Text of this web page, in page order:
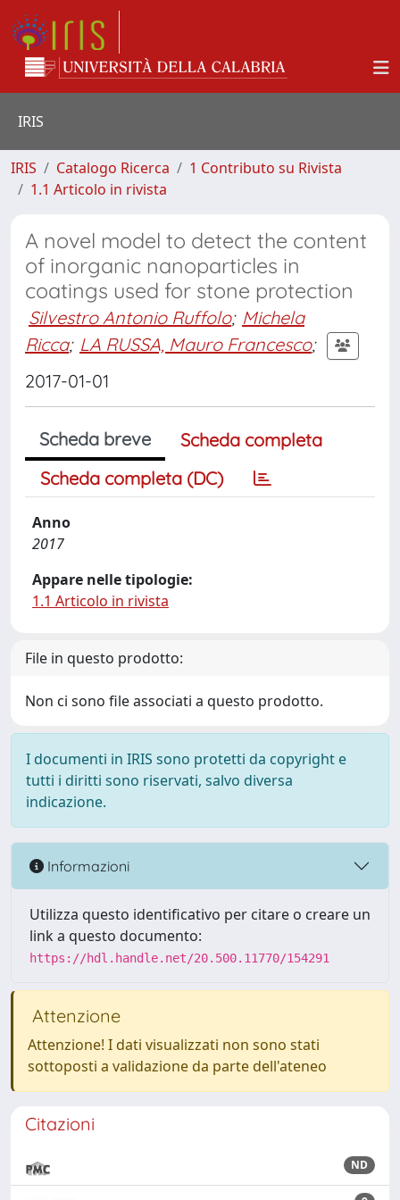
IRIS
IRIS Catalogo Ricerca
1 Contributo su Rivista
1.1 Articolo in rivista
A novel model to detect the content
of inorganic nanoparticles in
coatings used for stone protection
Silvestro Antonio Ruffolo; Michela
Ricca; LA RUSSA, Mauro Francesco;
2017-01-01
Scheda breve
Scheda completa
Scheda completa (DC)
Anno
2017
Appare nelle tipologie:
1.1 Articolo in rivista
File in questo prodotto:
Non ci sono file associati a questo prodotto.
I documenti in IRIS sono protetti da copyright e
tutti i diritti sono riservati, salvo diversa
indicazione.
Informazioni
Utilizza questo identificativo per citare o creare un
link a questo documento:
https://hdl.handle.net/20.500.11770/154291
Attenzione
Attenzione! I dati visualizzati non sono stati
sottoposti a validazione da parte dell'ateneo
Citazioni
ND